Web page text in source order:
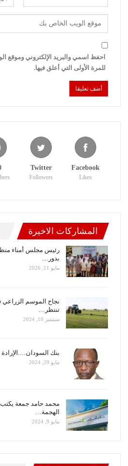
احفظ اسمي والبريد الإلكتروني وموقع
للمرة الأولى التي أعلق فيها.
Facebook
Likes
Twitter
Followers
المشاركات الاخيرة
رئيس مجلس أمناء
بدور…
مايو 11, 2026
تنتظر…
سبتمبر 10, 2024
بنك
مايو 29, 2024
محمد حامد جمعة
الهجمة…
مايو 9, 2024